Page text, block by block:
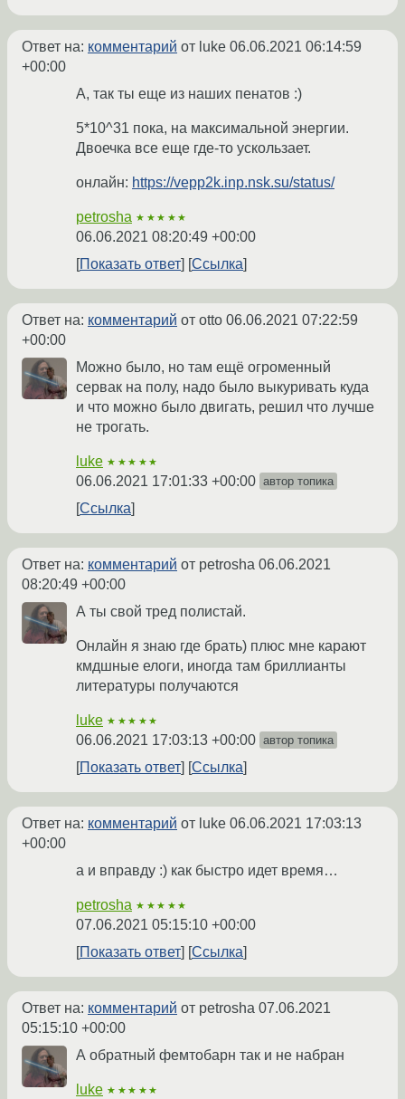
Ответ на: комментарий от luke 06.06.2021 06:14:59
+00:00
А, так ты еще из наших пенатов :)
5*10^31 пока, на максимальной энергии.
Двоечка все еще где-то ускользает.
онлайн: https://vepp2k.inp.nsk.su/status/
petrosha ★★★★★
06.06.2021 08:20:49 +00:00
Показать ответ
Ссылка
Ответ на: комментарий от otto 06.06.2021 07:22:59
+00:00
Можно было, но там ещё огроменный
сервак на полу, надо было выкуривать куда
и что можно было двигать, решил что лучше
не трогать.
luke ★★★★★
06.06.2021 17:01:33 +00:00 автор топика
Ссылка
Ответ на: комментарий от petrosha 06.06.2021
08:20:49 +00:00
А ты свой тред полистай.
Онлайн я знаю где брать) плюс мне карают
кмдшные елоги, иногда там бриллианты
литературы получаются
luke ★★★★★
06.06.2021 17:03:13 +00:00 автор топика
Показать ответ Ссылка
Ответ на: комментарий от luke 06.06.2021 17:03:13
+00:00
а и вправду :) как быстро идет время…
petrosha ★★★★★
07.06.2021 05:15:10 +00:00
Показать ответ
Ссылка
Ответ на: комментарий от petrosha 07.06.2021
05:15:10 +00:00
А обратный фемтобарн так и не набран
luke ★★★★★